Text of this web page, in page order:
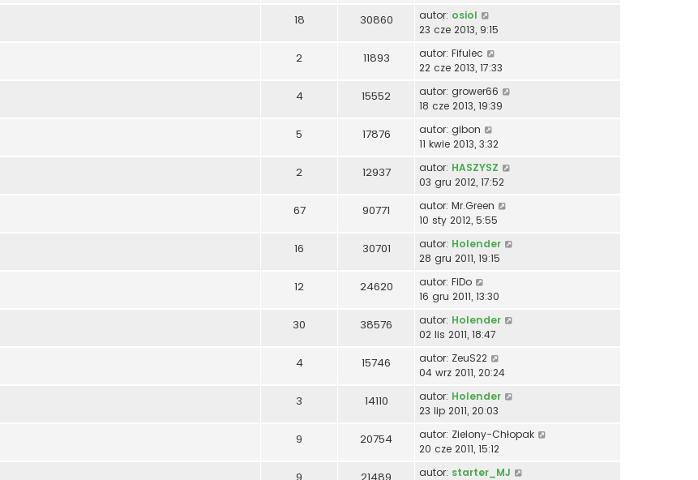
18 30860 autor: osiol
23 cze 2013, 9:15
2 11893 autor: Fifulec
22 cze 2013, 17:33
4 15552 autor: grower66
18 cze 2013, 19:39
5 17876 autor: gibon
11 kwie 2013, 3:32
2 12937 autor: HASZYSZ
03 gru 2012, 17:52
67 90771 autor: Mr.Green
10 sty 2012, 5:55
16 30701 autor: Holender
28 gru 2011, 19:15
12 24620 autor: FiDo
16 gru 2011, 13:30
30 38576 autor: Holender
02 lis 2011, 18:47
4 15746 autor: ZeuS22
04 wrz 2011, 20:24
3 14110 autor: Holender
23 lip 2011, 20:03
9 20754 autor: Zielony-Chłopak
20 cze 2011, 15:12
autor: starter_MJ